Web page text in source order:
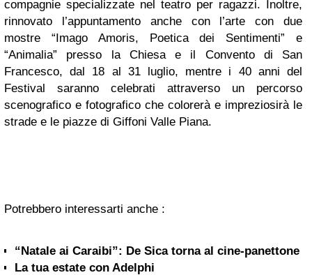
compagnie specializzate nel teatro per ragazzi. Inoltre,
rinnovato l’appuntamento anche con l’arte con due
mostre “Imago Amoris, Poetica dei Sentimenti” e
“Animalia” presso la Chiesa e il Convento di San
Francesco, dal 18 al 31 luglio, mentre i 40 anni del
Festival saranno celebrati attraverso un percorso
scenografico e fotografico che colorerà e impreziosirà le
strade e le piazze di Giffoni Valle Piana.
Potrebbero interessarti anche :
“Natale ai Caraibi”: De Sica torna al cine-panettone
La tua estate con Adelphi